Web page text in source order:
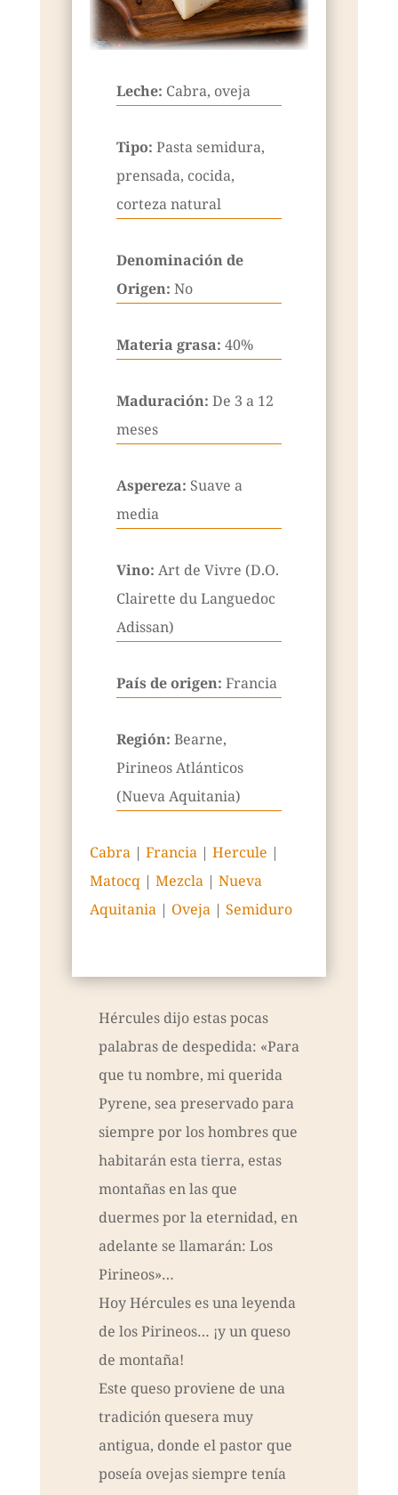
Leche: Cabra, oveja
Tipo: Pasta semidura,
prensada, cocida,
corteza natural
Denominación de
Origen: No
Materia grasa: 40%
Maduración: De 3 a 12
meses
Aspereza: Suave a
media
Vino: Art de Vivre (D.O.
Clairette du Languedoc
Adissan)
País de origen: Francia
Región: Bearne,
Pirineos Atlánticos
(Nueva Aquitania)
Cabra| Francia| Hercule |
Matocq| Mezcla| Nueva
Aquitania| Oveja| Semiduro
Hércules dijo estas pocas
palabras de despedida: «Para
que tu nombre, mi querida
Pyrene, sea preservado para
siempre por los hombres que
habitarán esta tierra, estas
montañas en las que
duermes por la eternidad, en
adelante se llamarán: Los
Pirineos»…
Hoy Hércules es una leyenda
de los Pirineos… ¡y un queso
de montaña!
Este queso proviene de una
tradición quesera muy
antigua, donde el pastor que
poseía ovejas siempre tenía